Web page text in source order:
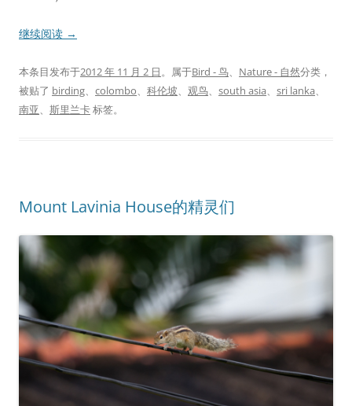
继续阅读 →
本条目发布于2012 年 11 月 2 日。属于Bird - 鸟、 Nature - 自然分类，
被贴了 birding、 colombo、 科伦坡、 观鸟、 south asia、 sri lanka、
南亚、 斯里兰卡标签。
Mount Lavinia House的精灵们